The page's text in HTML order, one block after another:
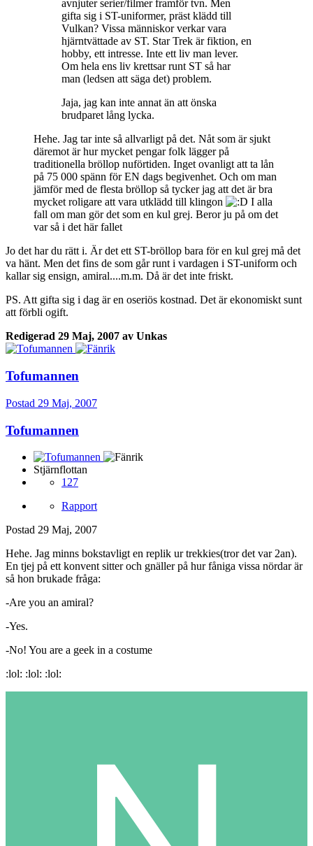
avnjuter serier/filmer framför tvn. Men
gifta sig i ST-uniformer, präst klädd till
Vulkan? Vissa människor verkar vara
hjärntvättade av ST. Star Trek är fiktion, en
hobby, ett intresse. Inte ett liv man lever.
Om hela ens liv krettsar runt ST så har
man (ledsen att säga det) problem.
Jaja, jag kan inte annat än att önska
brudparet lång lycka.
Hehe. Jag tar inte så allvarligt på det. Nåt som är sjukt
däremot är hur mycket pengar folk lägger på
traditionella bröllop nuförtiden. Inget ovanligt att ta lån
på 75 000 spänn för EN dags begivenhet. Och om man
jämför med de flesta bröllop så tycker jag att det är bra
mycket roligare att vara utklädd till klingon
I alla
fall om man gör det som en kul grej. Beror ju på om det
var så i det här fallet
Jo det har du rätt i. Är det ett ST-bröllop bara för en kul grej må det
va hänt. Men det fins de som går runt i vardagen i ST-uniform och
kallar sig ensign, amiral....m.m. Då är det inte friskt.
PS. Att gifta sig i dag är en oseriös kostnad. Det är ekonomiskt sunt
att förbli ogift.
Redigerad 29 Maj, 2007 av Unkas
Tofumannen
Postad 29 Maj, 2007
Tofumannen
Stjärnflottan
127
Rapport
Postad 29 Maj, 2007
Hehe. Jag minns bokstavligt en replik ur trekkies(tror det var 2an).
En tjej på ett konvent sitter och gnäller på hur fåniga vissa nördar är
så hon brukade fråga:
-Are you an amiral?
-Yes.
-No! You are a geek in a costume
:lol: :lol: :lol: